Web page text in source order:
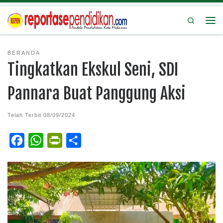
Search
BERANDA
Tingkatkan Ekskul Seni, SDI
Pannara Buat Panggung Aksi
Telah Terbit 08/09/2024
c
e
b
o
W
a
t
s
A
i
n
t
F
a
r
e